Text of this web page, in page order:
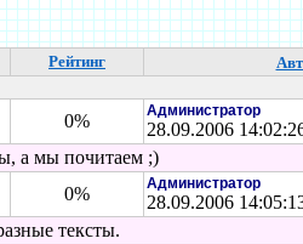
Рейтинг
0% Администратор
28.09.2006
а мы почитаем ;)
0% Администратор
28.09.2006
тексты.